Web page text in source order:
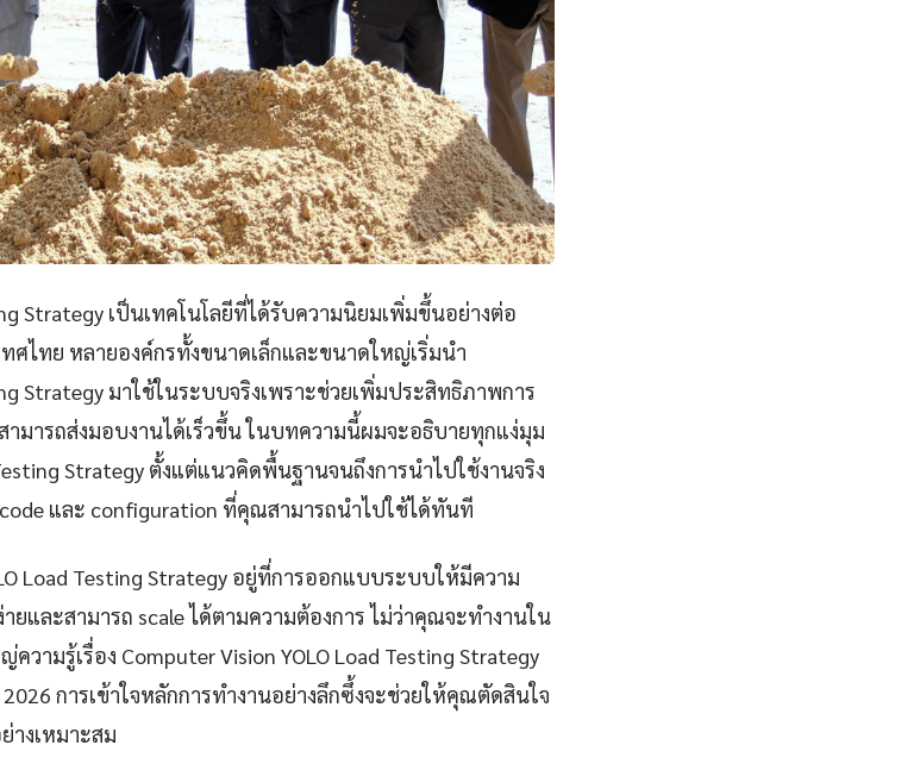
Strategy เป็นเทคโนโลยีที่ได้รับความนิยมเพิ่มขึ้นอย่างต่อ
ทศไทย หลายองค์กรทั้งขนาดเล็กและขนาดใหญ่เริ่มนำ
Strategy มาใช้ในระบบจริงเพราะช่วยเพิ่มประสิทธิภาพการ
ารถส่งมอบงานได้เร็วขึ้น ในบทความนี้ผมจะอธิบายทุกแง่มุม
Strategy ตั้งแต่แนวคิดพื้นฐานจนถึงการนำไปใช้งานจริง
และ configuration ที่คุณสามารถนำไปใช้ได้ทันที
Load Testing Strategy อยู่ที่การออกแบบระบบให้มีความ
ยและสามารถ scale ได้ตามความต้องการ ไม่ว่าคุณจะทำงานใน
ามรู้เรื่อง Computer Vision YOLO Load Testing Strategy
การเข้าใจหลักการทำงานอย่างลึกซึ้งจะช่วยให้คุณตัดสินใจ
างเหมาะสม